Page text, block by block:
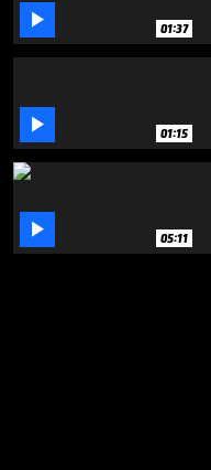
 01:37
 01:15
 05:11